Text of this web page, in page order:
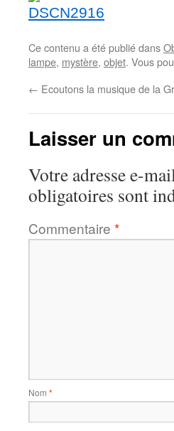
Ce contenu a été publié dans
lampe, mystère, objet. Vous
← Ecoutons la musique de la
Laisser un
Votre adresse e-
obligatoires sont
Commentaire *
Nom *